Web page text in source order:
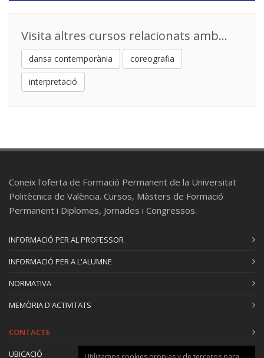
Visita altres cursos relacionats amb...
dansa contemporània coreografia
interpretació
Coneix l'oferta de Formació Permanent de la Universitat
Politècnica de València. Cursos, Màsters de Formació
Permanent i Diplomes, Jornades i Congressos.
INFORMACIÓ PER AL PROFESSOR
INFORMACIÓ PER A L'ALUMNE
NORMATIVA
MEMÒRIA D'ACTIVITATS
CONTACTE
UBICACIÓ